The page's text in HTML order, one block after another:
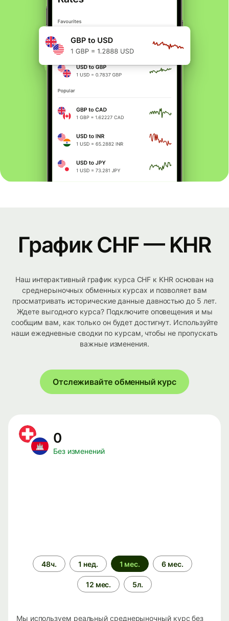
График CHF — KHR
Наш интерактивный график курса CHF к KHR основан на
среднерыночных обменных курсах и позволяет вам
просматривать исторические данные давностью до 5 лет.
Ждете выгодного курса? Подключите оповещения и мы
сообщим вам, как только он будет достигнут. Используйте
наши ежедневные сводки по курсам, чтобы не пропускать
важные изменения.
Отслеживайте обменный курс
0
Без изменений
Период
времени
48ч. 1 нед. 1 мес. 6 мес.
12 мес. 5л.
Мы используем реальный среднерыночный курс без